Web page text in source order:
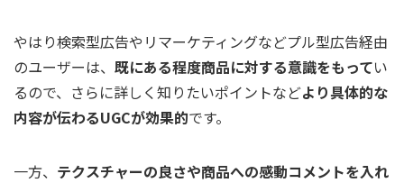
やはり検索型広告やリマーケティングなどプル型広告経由
のユーザーは、 既にある程度商品に対する意識をもってい
るので、さらに詳しく知りたいポイントなどより具体的な
内容が伝わるUGCが効果的です。
一方、 テクスチャーの良さや商品への感動コメントを入れ